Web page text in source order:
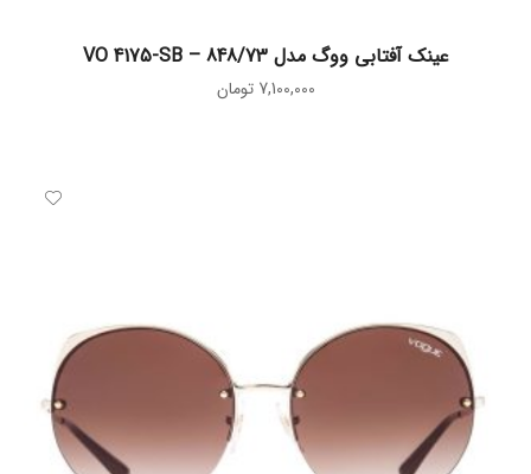
افزودن به سبد خریدعینک آفتابی ووگ مدل VO 4175-SB – 848/73
7,100,000 تومان